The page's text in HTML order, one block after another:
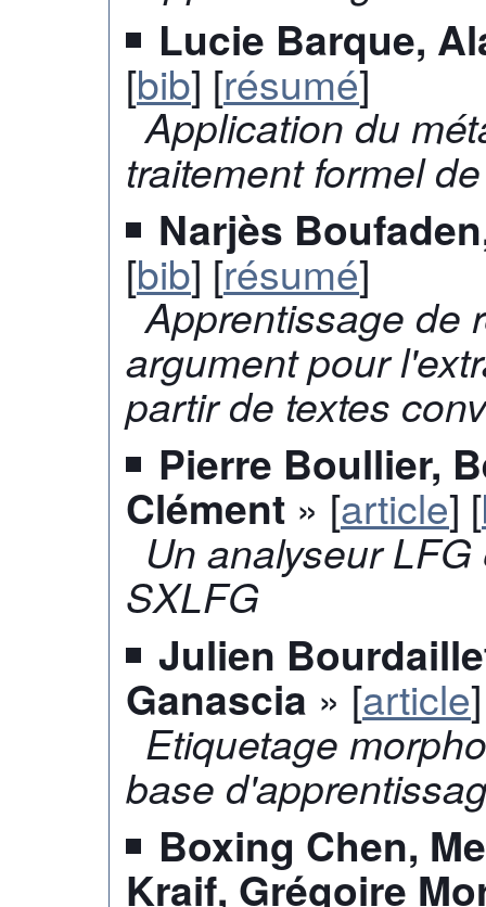
Lucie Barque,
[bib] [résumé]
Application du
traitement formel
Narjès
[bib] [résumé]
Apprentissage de
argument pour
partir de textes
Pierre Boullier,
Clément » [article] [
Un analyseur
SXLFG
Julien
Ganascia » [article
Etiquetage
base
Boxing Chen,
Kraif, Grégoire